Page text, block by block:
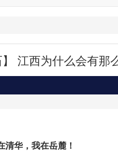
】 江西为什么会有那
华，我在岳麓！